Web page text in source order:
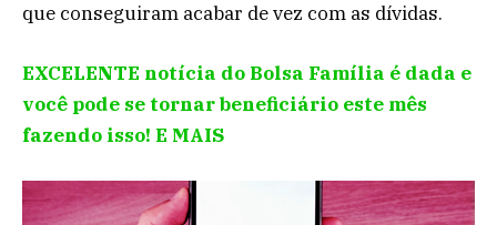
que conseguiram acabar de vez com as dívidas.
EXCELENTE notícia do Bolsa Família é dada e
você pode se tornar beneficiário este mês
fazendo isso! E MAIS